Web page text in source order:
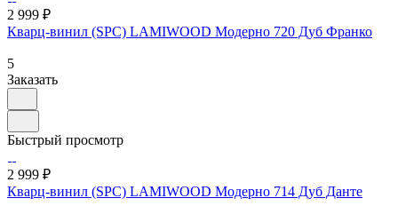
2 999 ₽
Кварц-винил (SPC) LAMIWOOD Модерно 720 Дуб Франко
5
Заказать
Быстрый просмотр
2 999 ₽
Кварц-винил (SPC) LAMIWOOD Модерно 714 Дуб Данте